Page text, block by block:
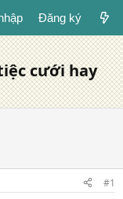
Đăng ký
cưới hay
#1